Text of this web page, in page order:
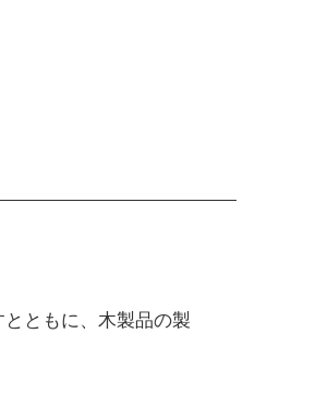
ともに、木製品の製